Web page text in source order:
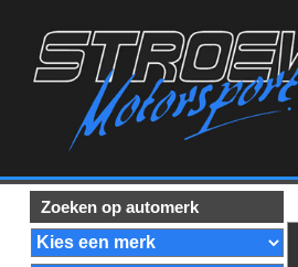
Zoeken op automerk